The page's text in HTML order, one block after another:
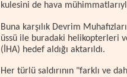
kulesini de hava
Buna karşılık Devrim
üssü ile buradaki helikopterleri
(İHA) hedef aldığı aktarıldı.
Her türlü saldırının "farklı ve